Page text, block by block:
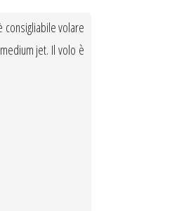
consigliabile volare
jet. Il volo è